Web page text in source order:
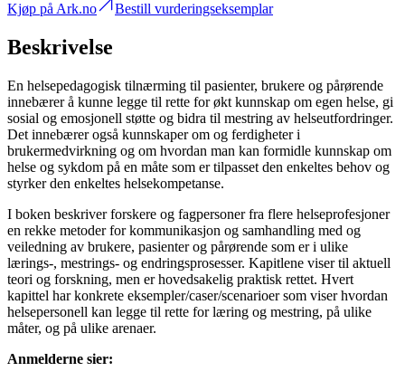
Kjøp på Ark.no Bestill vurderingseksemplar
Beskrivelse
En helsepedagogisk tilnærming til pasienter, brukere og pårørende
innebærer å kunne legge til rette for økt kunnskap om egen helse, gi
sosial og emosjonell støtte og bidra til mestring av helseutfordringer.
Det innebærer også kunnskaper om og ferdigheter i
brukermedvirkning og om hvordan man kan formidle kunnskap om
helse og sykdom på en måte som er tilpasset den enkeltes behov og
styrker den enkeltes helsekompetanse.
I boken beskriver forskere og fagpersoner fra flere helseprofesjoner
en rekke metoder for kommunikasjon og samhandling med og
veiledning av brukere, pasienter og pårørende som er i ulike
lærings-, mestrings- og endringsprosesser. Kapitlene viser til aktuell
teori og forskning, men er hovedsakelig praktisk rettet. Hvert
kapittel har konkrete eksempler/caser/scenarioer som viser hvordan
helsepersonell kan legge til rette for læring og mestring, på ulike
måter, og på ulike arenaer.
Anmelderne sier: